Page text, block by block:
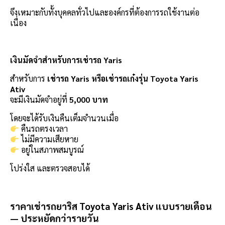
จึงเหมาะกับทั้งบุคคลทั่วไปและองค์กรที่ต้องการรถใช้งานต่อ
เนื่อง
เงินมัดจำสำหรับการเช่ารถ Yaris
สำหรับการ เช่ารถ Yaris หรือเช่ารถเก๋งรุ่น Toyota Yaris
Ativ
จะมีเงินมัดจำอยู่ที่ 5,000 บาท
โดยจะได้รับเงินคืนเต็มจำนวนเมื่อ
คืนรถตรงเวลา
ไม่มีความเสียหาย
อยู่ในสภาพสมบูรณ์
โปร่งใส และตรวจสอบได้
ราคาเช่ารถยาริส Toyota Yaris Ativ แบบรายเดือน
— ประหยัดกว่ารายวัน